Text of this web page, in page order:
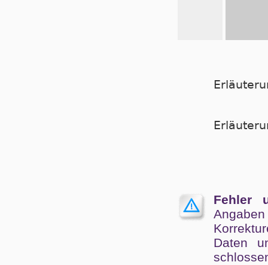
Fehler
Angaben
Da­ten